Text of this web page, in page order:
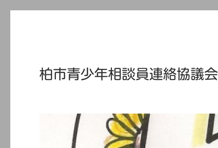
柏市青少年相談員連絡協議会